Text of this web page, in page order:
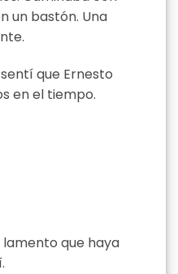
un bastón. Una
que Ernesto
en el tiempo.
que haya